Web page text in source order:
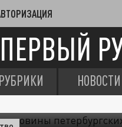
ПЕРВЫЙ
РУБРИКИ НОВОСТИ